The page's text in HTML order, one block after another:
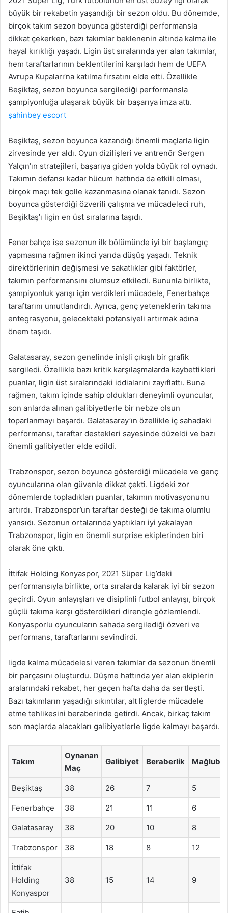
büyük bir rekabetin yaşandığı bir sezon oldu. Bu dönemde,
birçok takım sezon boyunca gösterdiği performansla
dikkat çekerken, bazı takımlar beklenenin altında kalma ile
hayal kırıklığı yaşadı. Ligin üst sıralarında yer alan takımlar,
hem taraftarlarının beklentilerini karşıladı hem de UEFA
Avrupa Kupaları’na katılma fırsatını elde etti. Özellikle
Beşiktaş, sezon boyunca sergilediği performansla
şampiyonluğa ulaşarak büyük bir başarıya imza attı.
şahinbey escort
Beşiktaş, sezon boyunca kazandığı önemli maçlarla ligin
zirvesinde yer aldı. Oyun dizilişleri ve antrenör Sergen
Yalçın’ın stratejileri, başarıya giden yolda büyük rol oynadı.
Takımın defansı kadar hücum hattında da etkili olması,
birçok maçı tek golle kazanmasına olanak tanıdı. Sezon
boyunca gösterdiği özverili çalışma ve mücadeleci ruh,
Beşiktaş’ı ligin en üst sıralarına taşıdı.
Fenerbahçe ise sezonun ilk bölümünde iyi bir başlangıç
yapmasına rağmen ikinci yarıda düşüş yaşadı. Teknik
direktörlerinin değişmesi ve sakatlıklar gibi faktörler,
takımın performansını olumsuz etkiledi. Bununla birlikte,
şampiyonluk yarışı için verdikleri mücadele, Fenerbahçe
taraftarını umutlandırdı. Ayrıca, genç yeteneklerin takıma
entegrasyonu, gelecekteki potansiyeli artırmak adına
önem taşıdı.
Galatasaray, sezon genelinde inişli çıkışlı bir grafik
sergiledi. Özellikle bazı kritik karşılaşmalarda kaybettikleri
puanlar, ligin üst sıralarındaki iddialarını zayıflattı. Buna
rağmen, takım içinde sahip oldukları deneyimli oyuncular,
son anlarda alınan galibiyetlerle bir nebze olsun
toparlanmayı başardı. Galatasaray’ın özellikle iç sahadaki
performansı, taraftar destekleri sayesinde düzeldi ve bazı
önemli galibiyetler elde edildi.
Trabzonspor, sezon boyunca gösterdiği mücadele ve genç
oyuncularına olan güvenle dikkat çekti. Ligdeki zor
dönemlerde topladıkları puanlar, takımın motivasyonunu
artırdı. Trabzonspor’un taraftar desteği de takıma olumlu
yansıdı. Sezonun ortalarında yaptıkları iyi yakalayan
Trabzonspor, ligin en önemli surprise ekiplerinden biri
olarak öne çıktı.
İttifak Holding Konyaspor, 2021 Süper Lig’deki
performansıyla birlikte, orta sıralarda kalarak iyi bir sezon
geçirdi. Oyun anlayışları ve disiplinli futbol anlayışı, birçok
güçlü takıma karşı gösterdikleri dirençle gözlemlendi.
Konyasporlu oyuncuların sahada sergilediği özveri ve
performans, taraftarlarını sevindirdi.
ligde kalma mücadelesi veren takımlar da sezonun önemli
bir parçasını oluşturdu. Düşme hattında yer alan ekiplerin
aralarındaki rekabet, her geçen hafta daha da sertleşti.
Bazı takımların yaşadığı sıkıntılar, alt liglerde mücadele
etme tehlikesini beraberinde getirdi. Ancak, birkaç takım
son maçlarda alacakları galibiyetlerle ligde kalmayı başardı.
Takım
Oynanan
Maç
Galibiyet Beraberlik
Beşiktaş 38 26 7 5
Fenerbahçe 38 21 11 6
Galatasaray 38 20 10 8
Trabzonspor 38 18 8 12
İttifak
Holding
Konyaspor
38 15 14 9